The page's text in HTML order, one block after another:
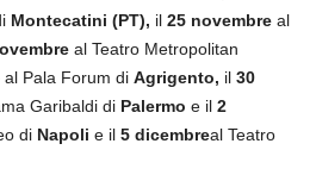
Montecatini (PT), il 25 novembre al
al Teatro Metropolitan
al Pala Forum di Agrigento, il 30
Garibaldi di Palermo e il 2
di Napoli e il 5 dicembreal Teatro